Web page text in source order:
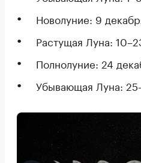
Новолуние: 9
Растущая Луна:
Полнолуние: 24
Убывающая Луна: